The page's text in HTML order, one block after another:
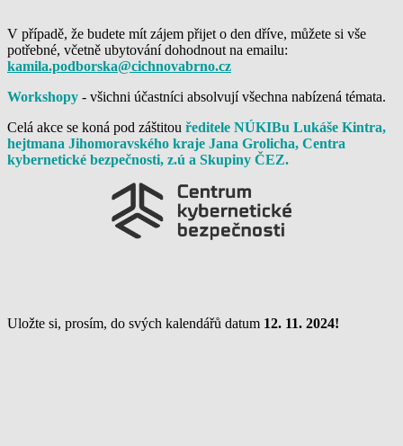
V případě, že budete mít zájem přijet o den dříve, můžete si vše
potřebné, včetně ubytování dohodnout na emailu:
kamila.podborska@cichnovabrno.cz
Workshopy - všichni účastníci absolvují všechna nabízená témata.
Celá akce se koná pod záštitou ředitele NÚKIBu Lukáše Kintra,
hejtmana Jihomoravského kraje Jana Grolicha, Centra
kybernetické bezpečnosti, z.ú a Skupiny ČEZ.
Uložte si, prosím, do svých kalendářů datum 12. 11. 2024!